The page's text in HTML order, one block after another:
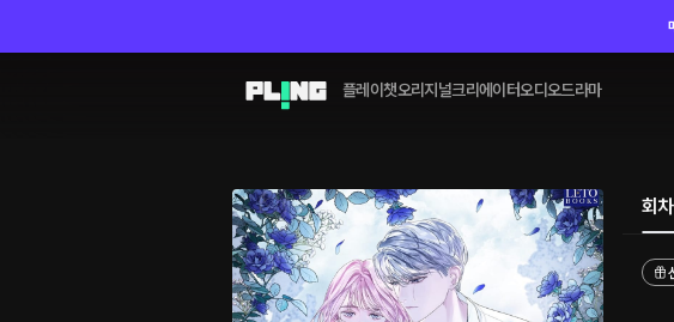
플레이챗오리지널크리에이터오디오드라마
회차